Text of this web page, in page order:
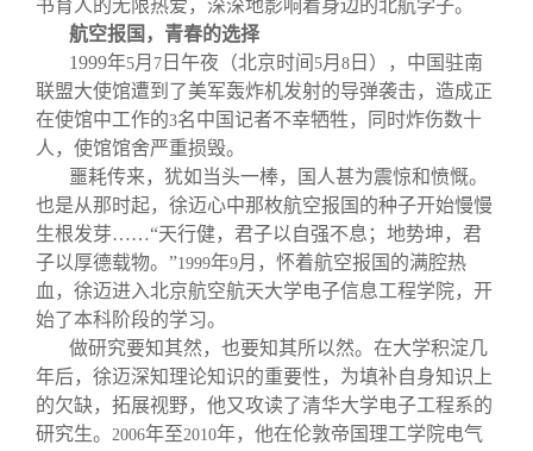
书育人的无限热爱，深深地影响着身边的北航学子。
航空报国，青春的选择
1999年5月 7 日午夜（北京时间 5月 8 日），中国驻南
联盟大使馆遭到了美军轰炸机发射的导弹袭击，造成正
在使馆中工作的3名中国记者不幸牺牲，同时炸伤数十
人，使馆馆舍严重损毁。
噩耗传来，犹如当头一棒，国人甚为震惊和愤慨。
也是从那时起，徐迈心中那枚航空报国的种子开始慢慢
生根发芽……“天行健，君子以自强不息；地势坤，君
子以厚德载物。”1999年9月，怀着航空报国的满腔热
血，徐迈进入北京航空航天大学电子信息工程学院，开
始了本科阶段的学习。
做研究要知其然，也要知其所以然。在大学积淀几
年后，徐迈深知理论知识的重要性，为填补自身知识上
的欠缺，拓展视野，他又攻读了清华大学电子工程系的
研究生。 2006年至2010年，他在伦敦帝国理工学院电气